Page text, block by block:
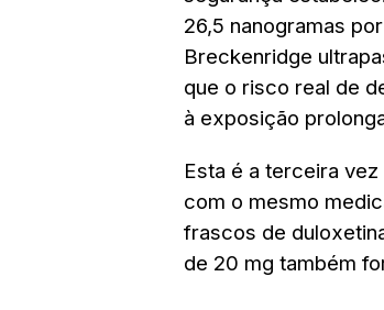
26,5 nanogramas
Breckenridge
que o risco real de
à exposição
Esta é a terceira
com o mesmo
frascos de
de 20 mg também